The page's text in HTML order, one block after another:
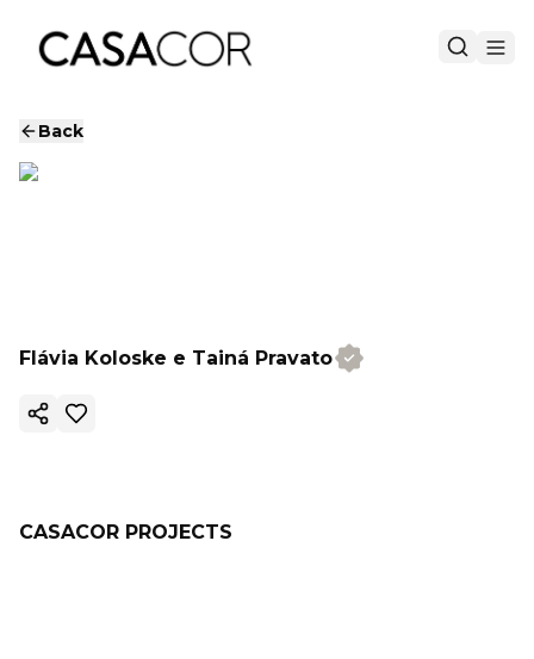
Back
Flávia Koloske e Tainá Pravato
Copy ink
CASACOR PROJECTS